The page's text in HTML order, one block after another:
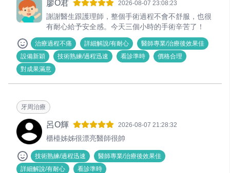
廖O君 2026-08-07 23:08:23
謝謝醫生跟護理師，整個手術過程不會不舒服，也很
有耐心給予安全感。今天三個小時的手術辛苦了！
治療過程不痛 詳細解說/有耐心
醫師專業/治療後效果佳
設備新穎
技術熟練/過程迅速 看診準時
價格合理
對成果滿意
牙周治療
呂O輝 2026-08-07 21:28:32
櫃檯姊姊很漂亮醫師很帥
技術熟練/過程迅速
醫師專業/治療後效果佳
詳細解說/有耐心
看診準時